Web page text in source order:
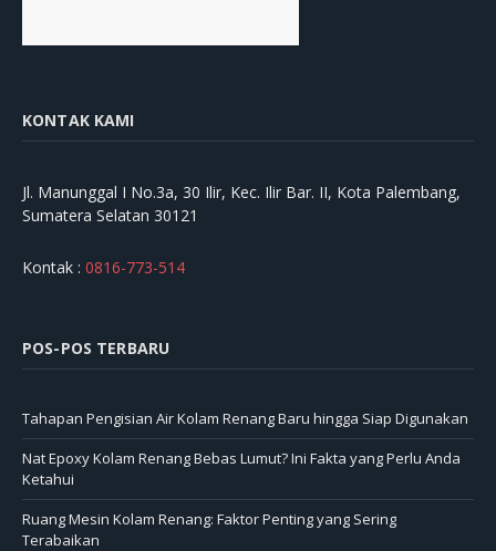
KONTAK KAMI
Jl. Manunggal I No.3a, 30 Ilir, Kec. Ilir Bar. II, Kota Palembang,
Sumatera Selatan 30121
Kontak : 0816-773-514
POS-POS TERBARU
Tahapan Pengisian Air Kolam Renang Baru hingga Siap Digunakan
Nat Epoxy Kolam Renang Bebas Lumut? Ini Fakta yang Perlu Anda
Ketahui
Ruang Mesin Kolam Renang: Faktor Penting yang Sering
Terabaikan